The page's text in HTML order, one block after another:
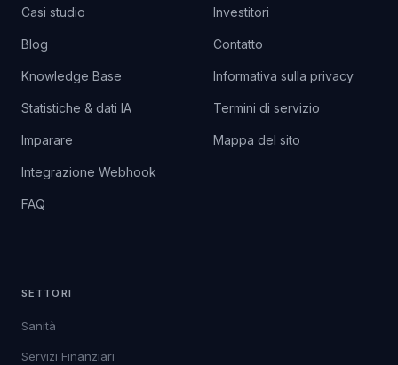
Casi studio
Blog
Knowledge Base
Statistiche & dati IA
Imparare
Integrazione Webhook
FAQ
Investitori
Contatto
Informativa sulla privacy
Termini di servizio
Mappa del sito
SETTORI
Sanità
Servizi Finanziari